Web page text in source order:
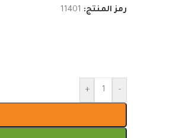
رمز المنتج: 11401
-
+